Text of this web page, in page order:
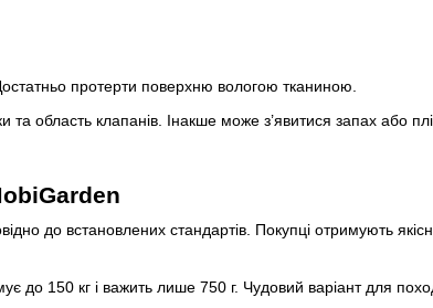
протерти поверхню вологою тканиною.
область клапанів. Інакше може з’явитися запах або
до встановлених стандартів. Покупці отримують
до 150 кг і важить лише 750 г. Чудовий варіант для